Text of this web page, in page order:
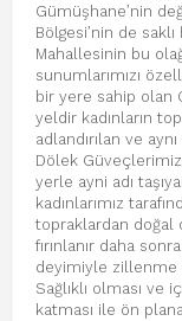
Gümüşhane’nin
Bölgesi’nin de
Mahallesinin bu
sunumlarımızı
bir yere sahip olan
yeldir kadınların
adlandırılan ve
Dölek
yerle ayni adı
kadınlarımız
topraklardan doğal
fırınlanır daha
deyimiyle zillenme
Sağlıklı olması ve
katması ile ön